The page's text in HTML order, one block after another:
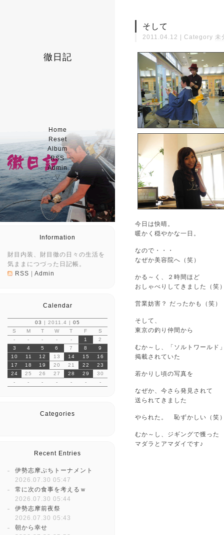
徹日記
Home
Reset
Album
RSS
Admin
▽
そして
2011.04.12 | Category 未
今日は快晴。
暖かく穏やかな一日。
なので・・・
なぜか美容院へ（笑）
かる～く、２時間ほど
おしゃべりしてきました（笑
営業妨害？ だったかも（笑）
そして、
東京の釣り仲間から
むか～し、「ソルトワールド
掲載されていた
若かりし頃の写真を
なぜか、今さら発見されて
送られてきました
やられた。 恥ずかしい（笑
むか～し、ジギングで獲った
マダラとアマダイです♪
Information
財目内装、財目徹の日々の生活を
気ままにつづった日記帳。
RSS
Admin
Calendar
03 | 2011.4 | 05
S
M T W T F
S
-
- - - - 1
2
3
4 5 6 7 8
9
10
11 12 13 14 15
16
17
18 19 20 21 22
23
24
25 26 27 28 29
30
-
- - - - - -
Categories
Recent Entries
伊勢志摩ぷちトーナメント
2026.07.30 05:47
常に次の食事を考えるｗ
2026.07.30 05:44
伊勢志摩前夜祭
2026.07.30 05:43
朝から幸せ